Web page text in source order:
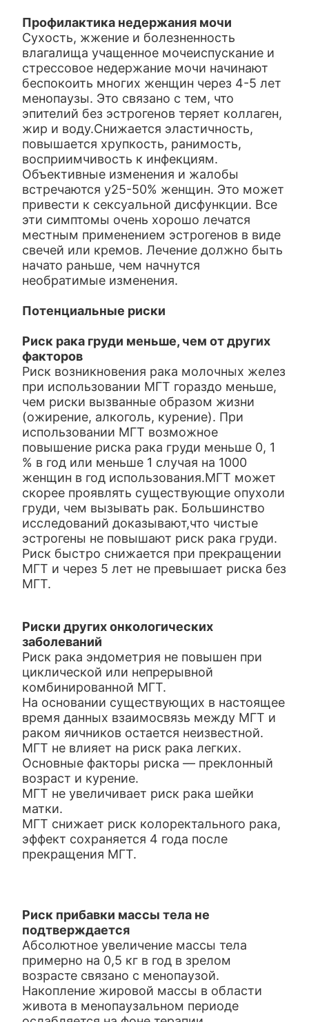
Профилактика недержания мочи
Сухость, жжение и болезненность
влагалища учащенное мочеиспускание и
стрессовое недержание мочи начинают
беспокоить многих женщин через 4-5 лет
менопаузы. Это связано с тем, что
эпителий без эстрогенов теряет коллаген,
жир и воду.Снижается эластичность,
повышается хрупкость, ранимость,
восприимчивость к инфекциям.
Объективные изменения и жалобы
встречаются у25-50% женщин. Это может
привести к сексуальной дисфункции. Все
эти симптомы очень хорошо лечатся
местным применением эстрогенов в виде
свечей или кремов. Лечение должно быть
начато раньше, чем начнутся
необратимые изменения.
Потенциальные риски
Риск рака груди меньше, чем от других
факторов
Риск возникновения рака молочных желез
при использовании МГТ гораздо меньше,
чем риски вызванные образом жизни
(ожирение, алкоголь, курение). При
использовании МГТ возможное
повышение риска рака груди меньше 0, 1
% в год или меньше 1 случая на 1000
женщин в год использования.МГТ может
скорее проявлять существующие опухоли
груди, чем вызывать рак. Большинство
исследований доказывают,что чистые
эстрогены не повышают риск рака груди.
Риск быстро снижается при прекращении
МГТ и через 5 лет не превышает риска без
МГТ.
Риски других онкологических
заболеваний
Риск рака эндометрия не повышен при
циклической или непрерывной
комбинированной МГТ.
На основании существующих в настоящее
время данных взаимосвязь между МГТ и
раком яичников остается неизвестной.
МГТ не влияет на риск рака легких.
Основные факторы риска — преклонный
возраст и курение.
МГТ не увеличивает риск рака шейки
матки.
МГТ снижает риск колоректального рака,
эффект сохраняется 4 года после
прекращения МГТ.
Риск прибавки массы тела не
подтверждается
Абсолютное увеличение массы тела
примерно на 0,5 кг в год в зрелом
возрасте связано с менопаузой.
Накопление жировой массы в области
живота в менопаузальном периоде